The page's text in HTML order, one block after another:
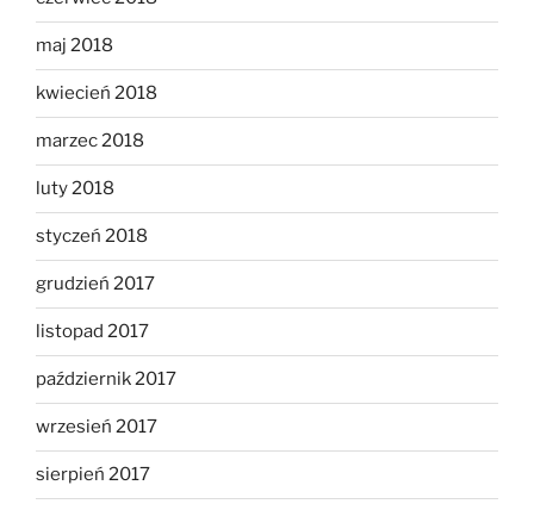
maj 2018
kwiecień 2018
marzec 2018
luty 2018
styczeń 2018
grudzień 2017
listopad 2017
październik 2017
wrzesień 2017
sierpień 2017